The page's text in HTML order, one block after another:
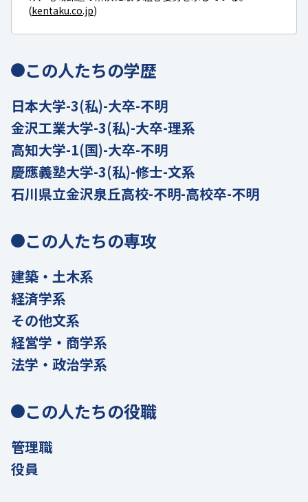
(kentaku.co.jp)
この人たちの学歴
日本大学-3(私)-大卒-不明
金沢工業大学-3(私)-大卒-理系
高知大学-1(国)-大卒-不明
慶應義塾大学-3(私)-修士-文系
石川県立金沢泉丘高校-不明-高校卒-不明
この人たちの専攻
建築・土木系
経済学系
その他文系
経営学・商学系
法学・政治学系
この人たちの役職
管理職
役員